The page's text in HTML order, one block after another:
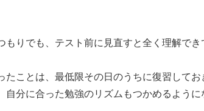
もりでも、テスト前に見直すと全く理解で
たことは、最低限その日のうちに復習してお
自分に合った勉強のリズムもつかめるように